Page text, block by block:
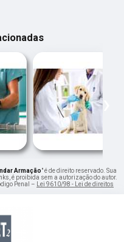
›
Armação" é de direito reservado. Sua
é proibida sem a autorização do autor.
Penal –
Lei 9610/98 - Lei de direitos